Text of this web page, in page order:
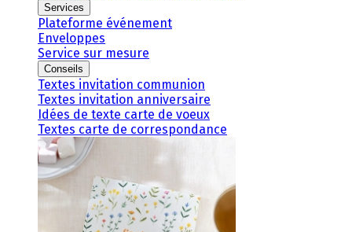
Services
Plateforme événement
Enveloppes
Service sur mesure
Conseils
Textes invitation communion
Textes invitation anniversaire
Idées de texte carte de voeux
Textes carte de correspondance